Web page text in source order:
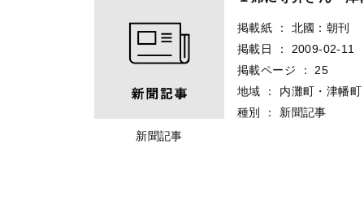
新聞記事
掲載紙 ：
北國：朝刊
掲載日
：
2009-02-11
掲載ページ
：
25
地域
：
内灘町・津幡町
種別
： 新聞記事